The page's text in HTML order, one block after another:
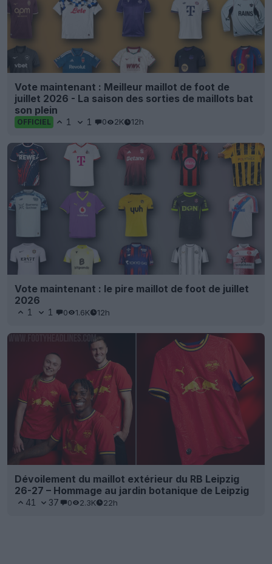
Vote maintenant : Meilleur maillot de foot de
juillet 2026 - La saison des sorties de maillots bat
son plein
OFFICIEL 1 1 0 2K 12h
Vote maintenant : le pire maillot de foot de juillet
2026
1 1 0 1.6K 12h
Dévoilement du maillot extérieur du RB Leipzig
26-27 – Hommage au jardin botanique de Leipzig
41 37 0 2.3K 22h